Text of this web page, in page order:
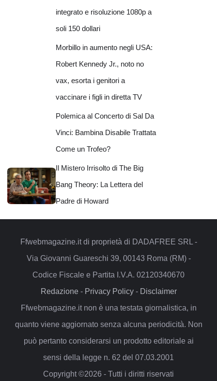
integrato e risoluzione 1080p a
soli 150 dollari
Morbillo in aumento negli USA:
Robert Kennedy Jr., noto no
vax, esorta i genitori a
vaccinare i figli in diretta TV
Polemica al Concerto di Sal Da
Vinci: Bambina Disabile Trattata
Come un Trofeo?
Il Mistero Irrisolto di The Big
Bang Theory: La Lettera del
Padre di Howard
Ffwebmagazine.it di proprietà di DADAFREE SRL -
Via Giovanni Guareschi 39, 00143 Roma (RM) -
Codice Fiscale e Partita I.V.A. 02120340670
Redazione- Privacy Policy- Disclaimer
Ffwebmagazine.it non è una testata giornalistica, in
quanto viene aggiornato senza alcuna periodicità. Non
può pertanto considerarsi un prodotto editoriale ai
sensi della legge n. 62 del 07.03.2001
Copyright ©2026 - Tutti i diritti riservati